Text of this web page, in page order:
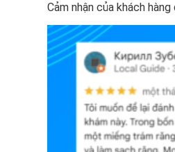
Cảm nhận của khách